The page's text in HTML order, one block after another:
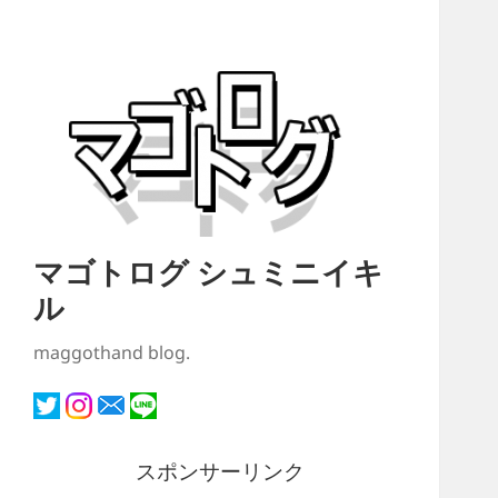
マゴトログ シュミニイキ
ル
maggothand blog.
スポンサーリンク